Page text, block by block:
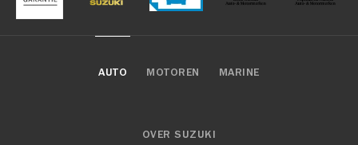
AUTO MOTOREN MARINE
OVER SUZUKI